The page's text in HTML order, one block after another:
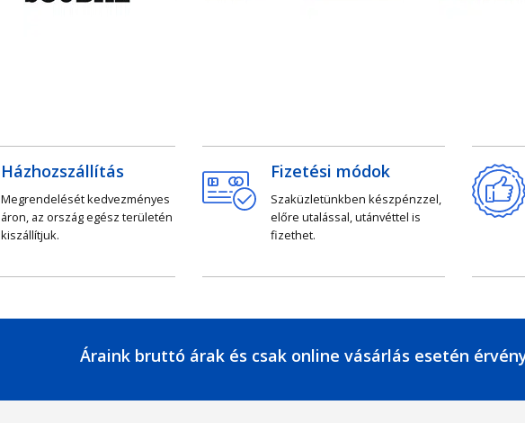
Házhozszállítás
Megrendelését kedvezményes
áron, az ország egész területén
kiszállítjuk.
Fizetési módok
Szaküzletünkben készpénzzel,
előre utalással, utánvéttel is
fizethet.
Áraink bruttó árak és csak online vásárlás esetén